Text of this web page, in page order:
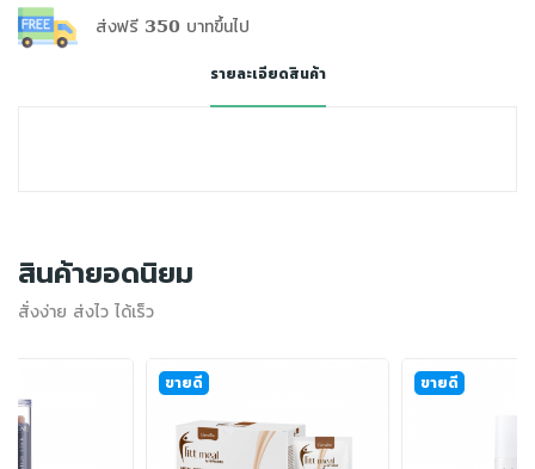
ส่งฟรี 350 บาทขึ้นไป
รายละเอียดสินค้า
สินค้ายอดนิยม
สั่งง่าย ส่งไว ได้เร็ว
ขายดี ขายดี